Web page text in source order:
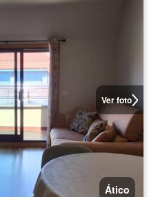
Ver foto
Ático